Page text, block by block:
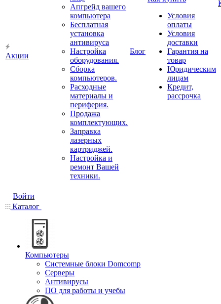
Акции
Апгрейд вашего
компьютера
Бесплатная
установка
антивируса
Настройка
оборудования.
Сборка
компьютеров.
Расходные
материалы и
периферия.
Продажа
комплектующих.
Заправка
лазерных
картриджей.
Настройка и
ремонт Вашей
техники.
Блог
Условия
оплаты
Условия
доставки
Гарантия на
товар
Юридическим
лицам
Кредит,
рассрочка
Войти
Каталог
Компьютеры
Системные блоки Domcomp
Серверы
Антивирусы
ПО для работы и учебы